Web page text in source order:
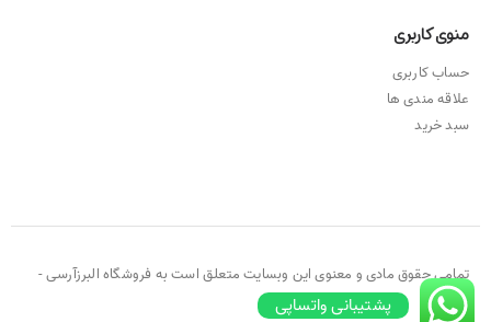
منوی کاربری
حساب کاربری
علاقه مندی ها
سبد خرید
تمامی حقوق مادی و معنوی این وبسایت متعلق است به فروشگاه البرزآرسی -
۲۰۲۱ ©
پشتیبانی واتساپی